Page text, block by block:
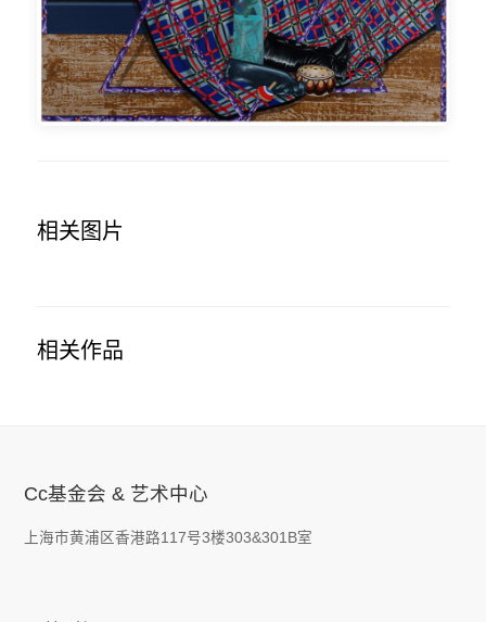
相关图片
相关作品
Cc基金会 & 艺术中心
上海市黄浦区香港路117号3楼303&301B室